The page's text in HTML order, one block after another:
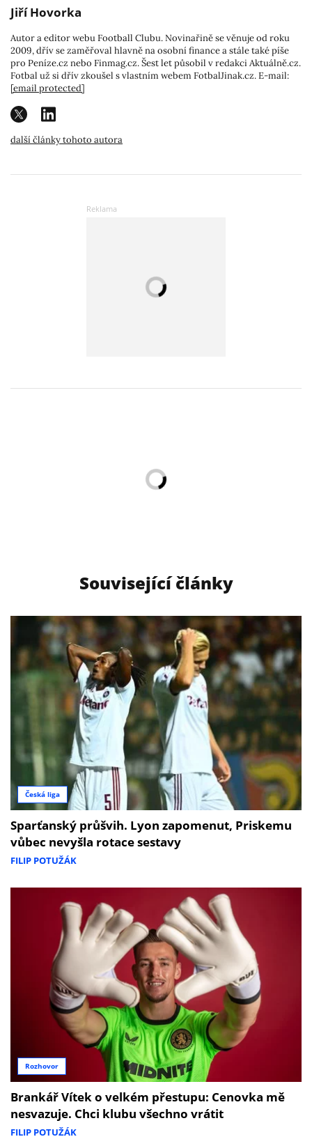
Jiří Hovorka
Autor a editor webu Football Clubu. Novinařině se věnuje od roku
2009, dřív se zaměřoval hlavně na osobní finance a stále také píše
pro Peníze.cz nebo Finmag.cz. Šest let působil v redakci Aktuálně.cz.
Fotbal už si dřív zkoušel s vlastním webem FotbalJinak.cz. E-mail:
[email protected]
další články tohoto autora
Související články
Česká liga
Sparťanský průšvih. Lyon zapomenut, Priskemu
vůbec nevyšla rotace sestavy
FILIP POTUŽÁK
Rozhovor
Brankář Vítek o velkém přestupu: Cenovka mě
nesvazuje. Chci klubu všechno vrátit
FILIP POTUŽÁK